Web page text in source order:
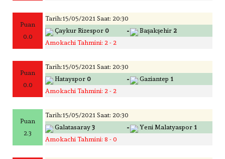
Puan
0.0
Tarih:15/05/2021 Saat: 20:30
Çaykur Rizespor 0 - Başakşehir 2
Amokachi Tahmini: 2 - 2
Puan
0.0
Tarih:15/05/2021 Saat: 20:30
Hatayspor 0 - Gaziantep 1
Amokachi Tahmini: 2 - 2
Puan
2.3
Tarih:15/05/2021 Saat: 20:30
Galatasaray 3 - Yeni Malatyaspor 1
Amokachi Tahmini: 8 - 0